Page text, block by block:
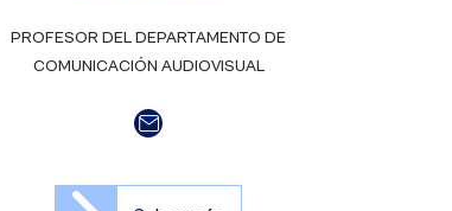
PROFESOR DEL DEPARTAMENTO DE
COMUNICACIÓN AUDIOVISUAL